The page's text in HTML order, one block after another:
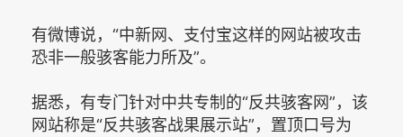
有微博说，“中新网、支付宝这样的网站被攻击
恐非一般骇客能力所及”。
据悉，有专门针对中共专制的“反共骇客网”，该
网站称是“反共骇客战果展示站”，置顶口号为